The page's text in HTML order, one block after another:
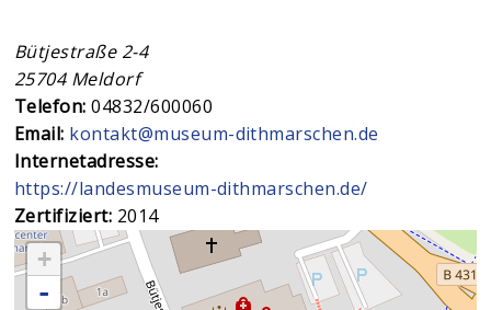
Bütjestraße 2-4
25704 Meldorf
Telefon:04832/600060
Email: kontakt@museum-dithmarschen.de
Internetadresse:
https://landesmuseum-dithmarschen.de/
Zertifiziert: 2014
+
-